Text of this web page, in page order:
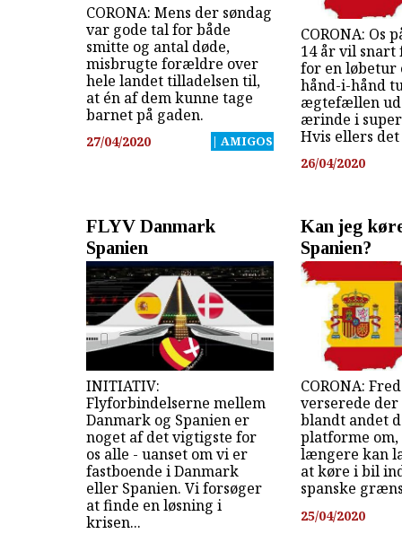
CORONA: Mens der søndag
var gode tal for både
smitte og antal døde,
misbrugte forældre over
hele landet tilladelsen til,
at én af dem kunne tage
barnet på gaden.
27/04/2020 | AMIGOS
CORONA: Os
14 år vil snart
for en løbetur
hånd-i-hånd
ægtefællen
ærinde i
Hvis ellers det
26/04/2020
FLYV Danmark
Spanien
INITIATIV:
Flyforbindelserne mellem
Danmark og Spanien er
noget af det vigtigste for
os alle - uanset om vi er
fastboende i Danmark
eller Spanien. Vi forsøger
at finde en løsning i
krisen...
Kan jeg
Spanien?
CORONA:
verserede
blandt andet
platforme
længere kan
at køre i bil
spanske
25/04/2020